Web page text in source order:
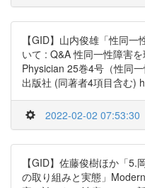
【GID】山内俊雄「性同
いて : Q&A 性同一性障害
Physician 25巻4号（性同
出版社 (同著者4項目含む)
2022-02-02 07:53:30
【GID】佐藤俊樹ほか「5.
の取り組みと実態」